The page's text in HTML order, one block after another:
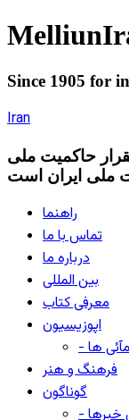
Melliun
Since 1905 for
Iran
حاکميت ملی
ایران است
راهنما
تماس با ما
درباره ما
بین المللی
معرفی کتاب
اپوزیسیون
ها
فرهنگ و هنر
گوناگون
خبرها